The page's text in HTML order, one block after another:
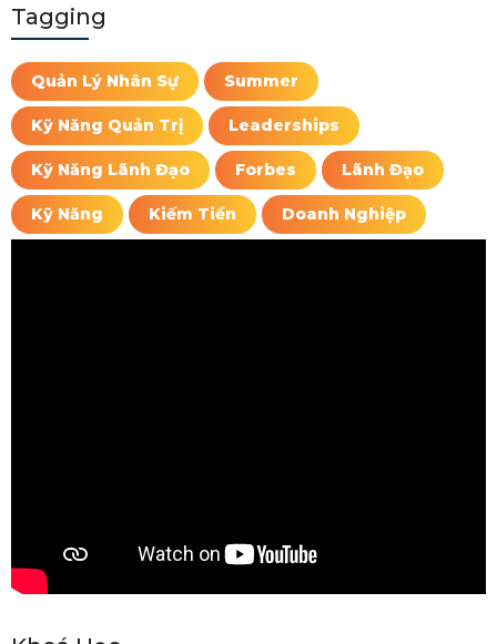
Tagging
Quản Lý Nhân Sự Summer
Kỹ Năng Quản Trị Leaderships
Kỹ Năng Lãnh Đạo Forbes Lãnh Đạo
Kỹ Năng Kiếm Tiền Doanh Nghiệp